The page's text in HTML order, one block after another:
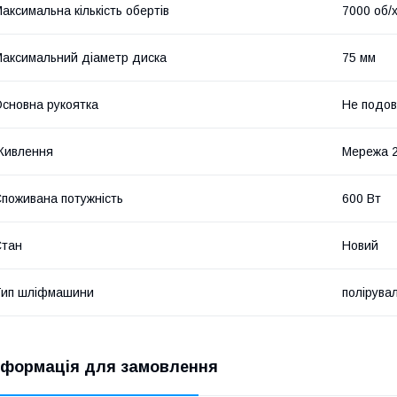
кількість обертів 7000 об/
діаметр диска 75 мм
рукоятка Не
Мережа
потужність 600 Вт
Новий
шліфмашини
для замовлення